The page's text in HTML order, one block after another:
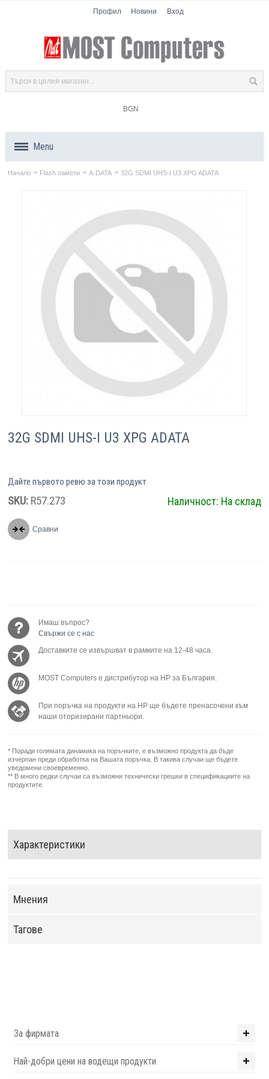
Профил Новини Вход
BGN
Menu
Продукти
Сървъри
Смартфони
Начало Flash памети A-DATA 32G SDMI UHS-I U3 XPG ADATA
32G SDMI UHS-I U3 XPG ADATA
Дайте първото ревю за този продукт
SKU: R57.273 Наличност: На склад
Сравни
Имаш въпрос?
Свържи се с нас
Доставките се извършват в рамките на 12-48 часа.
MOST Computers е дистрибутор на HP за България.
При поръчка на продукти на HP ще бъдете пренасочени към
наши оторизирани партньори.
* Поради голямата динамика на поръчките, е възможно продукта да бъде
изчерпан преди обработка на Вашата поръчка. В такива случаи ще бъдете
уведомени своевременно.
** В много редки случаи са възможни технически грешки в спецификациите на
продуктите.
Характеристики
Мнения
Тагове
За фирмата
Най-добри цени на водещи продукти